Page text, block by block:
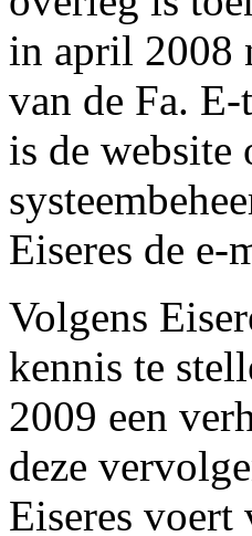
in april 2008
van de Fa.
is de website
Eiseres de e-
Volgens
kennis te
2009 een
deze
Eiseres voert